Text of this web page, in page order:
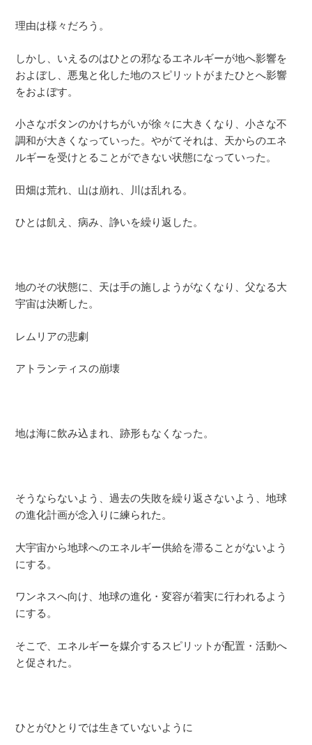
理由は様々だろう。
しかし、いえるのはひとの邪なるエネルギーが地へ影響を
およぼし、悪鬼と化した地のスピリットがまたひとへ影響
をおよぼす。
小さなボタンのかけちがいが徐々に大きくなり、小さな不
調和が大きくなっていった。やがてそれは、天からのエネ
ルギーを受けとることができない状態になっていった。
田畑は荒れ、山は崩れ、川は乱れる。
ひとは飢え、病み、諍いを繰り返した。
地のその状態に、天は手の施しようがなくなり、父なる大
宇宙は決断した。
レムリアの悲劇
アトランティスの崩壊
地は海に飲み込まれ、跡形もなくなった。
そうならないよう、過去の失敗を繰り返さないよう、地球
の進化計画が念入りに練られた。
大宇宙から地球へのエネルギー供給を滞ることがないよう
にする。
ワンネスへ向け、地球の進化・変容が着実に行われるよう
にする。
そこで、エネルギーを媒介するスピリットが配置・活動へ
と促された。
ひとがひとりでは生きていないように